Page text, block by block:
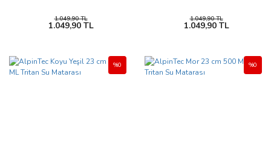
1.049,90 TL
1.049,90 TL
1.049,90 TL
1.049,90 TL
%0 %0